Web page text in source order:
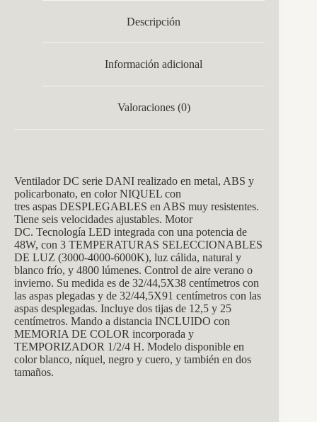
Descripción
Información adicional
Valoraciones (0)
Ventilador DC serie DANI realizado en metal, ABS y
policarbonato, en color NIQUEL con
tres aspas DESPLEGABLES en ABS muy resistentes.
Tiene seis velocidades ajustables. Motor
DC. Tecnología LED integrada con una potencia de
48W, con 3 TEMPERATURAS SELECCIONABLES
DE LUZ (3000-4000-6000K), luz cálida, natural y
blanco frío, y 4800 lúmenes. Control de aire verano o
invierno. Su medida es de 32/44,5X38 centímetros con
las aspas plegadas y de 32/44,5X91 centímetros con las
aspas desplegadas. Incluye dos tijas de 12,5 y 25
centímetros. Mando a distancia INCLUIDO con
MEMORIA DE COLOR incorporada y
TEMPORIZADOR 1/2/4 H. Modelo disponible en
color blanco, níquel, negro y cuero, y también en dos
tamaños.